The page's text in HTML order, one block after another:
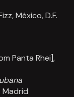
México, D.F.
Panta Rhei],
Madrid